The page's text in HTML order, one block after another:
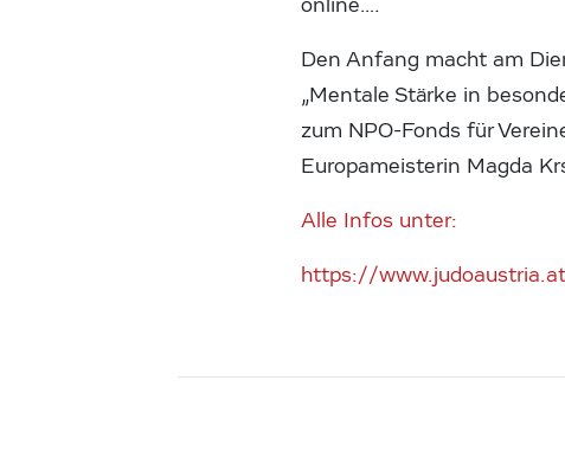
online….
Den Anfang macht am
„Mentale Stärke in
zum NPO-Fonds für
Europameisterin Magda
Alle Infos unter:
https://